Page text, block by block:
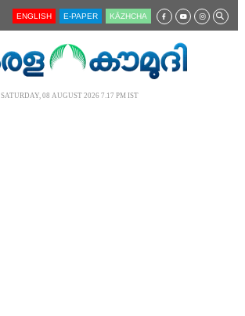
ENGLISH E-PAPER KĀZHCHA
SATURDAY, 08 AUGUST 2026 7.17 PM IST